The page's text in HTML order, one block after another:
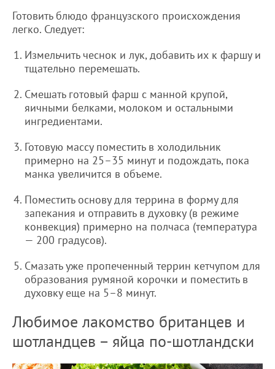
Готовить блюдо французского происхождения
легко. Следует:
Измельчить чеснок и лук, добавить их к фаршу и
тщательно перемешать.
Смешать готовый фарш с манной крупой,
яичными белками, молоком и остальными
ингредиентами.
Готовую массу поместить в холодильник
примерно на 25–35 минут и подождать, пока
манка увеличится в объеме.
Поместить основу для террина в форму для
запекания и отправить в духовку (в режиме
конвекция) примерно на полчаса (температура
— 200 градусов).
Смазать уже пропеченный террин кетчупом для
образования румяной корочки и поместить в
духовку еще на 5–8 минут.
Любимое лакомство британцев и
шотландцев – яйца по-шотландски